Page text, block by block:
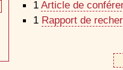
1 Article de
1 Rapport de